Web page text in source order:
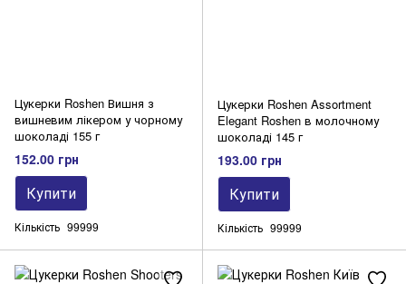
Цукерки Roshen Вишня з
вишневим лікером у чорному
шоколаді 155 г
152.00 грн
Купити
Кількість 99999
Цукерки Roshen Assortment
Elegant Roshen в молочному
шоколаді 145 г
193.00 грн
Купити
Кількість 99999